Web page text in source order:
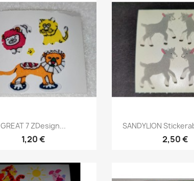
GREAT 7 ZDesign...
1,20 €
SANDYLION
2,50 €